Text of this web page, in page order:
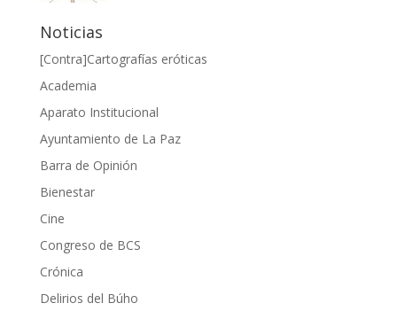
Noticias
[Contra]Cartografías eróticas
Academia
Aparato Institucional
Ayuntamiento de La Paz
Barra de Opinión
Bienestar
Cine
Congreso de BCS
Crónica
Delirios del Búho